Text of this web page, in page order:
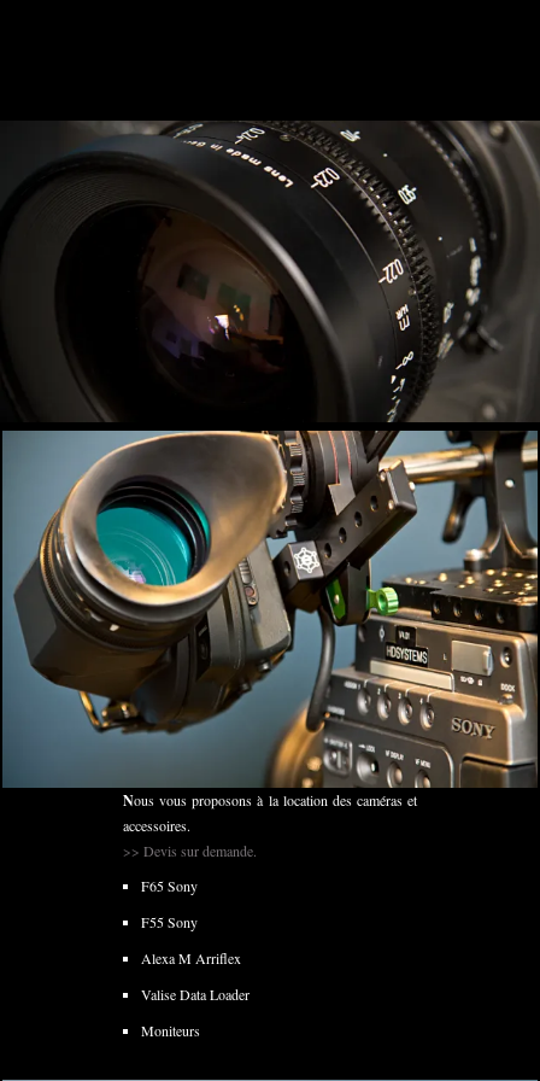
Nous vous proposons à la location des caméras et
accessoires.
>> Devis sur demande.
F65 Sony
F55 Sony
Alexa M Arriflex
Valise Data Loader
Moniteurs